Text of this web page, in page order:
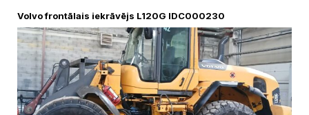
Volvo frontālais iekrāvējs L120G IDC000230